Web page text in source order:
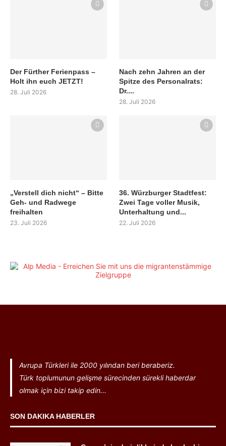
Der Fürther Ferienpass –
Holt ihn euch JETZT!
28. Juli 2026
Nach zehn Jahren an der
Spitze des Personalrats:
Dr....
28. Juli 2026
„Verstell dich nicht“ – Bitte
Geh- und Radwege
freihalten
23. Juli 2026
36. Würzburger Stadtfest:
Zwei Tage voller Musik,
Unterhaltung und...
22. Juli 2026
Avrupa Türkleri ile 2000 yılından beri beraberiz.
Türk toplumunun gelişme sürecinden sürekli haberdar
olmak için bizi takip edin...
SON DAKIKA HABERLER